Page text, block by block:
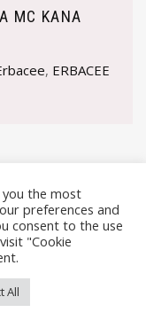
MC KANA
, ERBACEE
02074150414 |
the most
preferences and
consent to the use
"Cookie
All